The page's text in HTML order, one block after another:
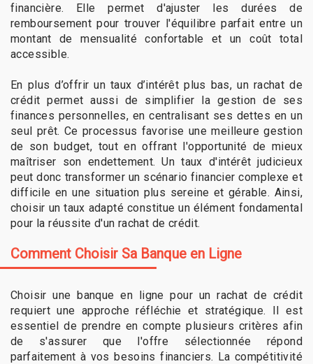
financière. Elle permet d'ajuster les durées de
remboursement pour trouver l'équilibre parfait entre un
montant de mensualité confortable et un coût total
accessible.
En plus d’offrir un taux d’intérêt plus bas, un rachat de
crédit permet aussi de simplifier la gestion de ses
finances personnelles, en centralisant ses dettes en un
seul prêt. Ce processus favorise une meilleure gestion
de son budget, tout en offrant l'opportunité de mieux
maîtriser son endettement. Un taux d'intérêt judicieux
peut donc transformer un scénario financier complexe et
difficile en une situation plus sereine et gérable. Ainsi,
choisir un taux adapté constitue un élément fondamental
pour la réussite d'un rachat de crédit.
Comment Choisir Sa Banque en Ligne
Choisir une banque en ligne pour un rachat de crédit
requiert une approche réfléchie et stratégique. Il est
essentiel de prendre en compte plusieurs critères afin
de s'assurer que l'offre sélectionnée répond
parfaitement à vos besoins financiers. La compétitivité